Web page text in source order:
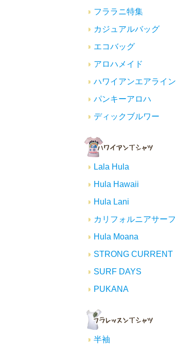
フララニ特集
カジュアルバッグ
エコバッグ
アロハメイド
ハワイアンエアライン
パンキーアロハ
ディックブルワー
Lala Hula
Hula Hawaii
Hula Lani
カリフォルニアサーフ
Hula Moana
STRONG CURRENT
SURF DAYS
PUKANA
半袖